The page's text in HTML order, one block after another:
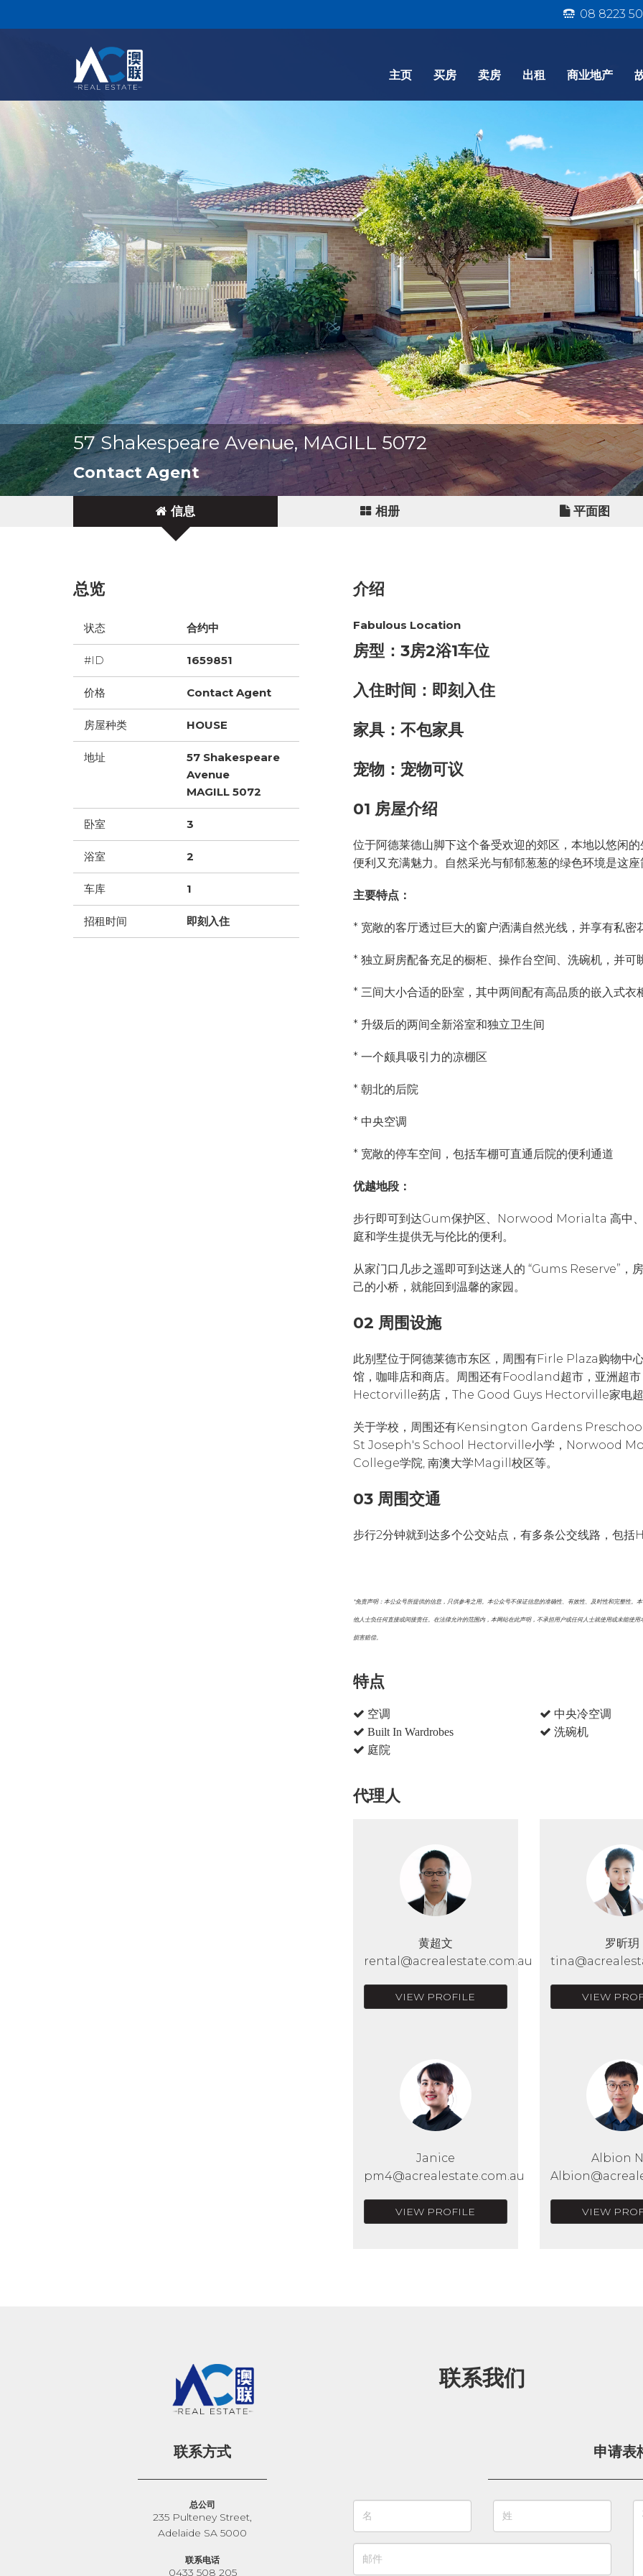
08 8223
主页 买房 卖房 出租 商业地产
57 Shakespeare Avenue, MAGILL 5072
Contact Agent
信息 相册 平面图
总览
状态 合约中
#ID 1659851
价格 Contact Agent
房屋种类 HOUSE
地址
57 Shakespeare
Avenue
MAGILL 5072
卧室 3
浴室 2
车库 1
招租时间 即刻入住
介绍
Fabulous Location
房型：3房2浴1车位
入住时间：即刻入住
家具：不包家具
宠物：宠物可议
01 房屋介绍
位于阿德莱德山脚下这个备受欢迎的郊区，本地以悠闲
便利又充满魅力。自然采光与郁郁葱葱的绿色环境是这
主要特点：
* 宽敞的客厅透过巨大的窗户洒满自然光线，并享有私密
* 独立厨房配备充足的橱柜、操作台空间、洗碗机，并可
* 三间大小合适的卧室，其中两间配有高品质的嵌入式
* 升级后的两间全新浴室和独立卫生间
* 一个颇具吸引力的凉棚区
* 朝北的后院
* 中央空调
* 宽敞的停车空间，包括车棚可直通后院的便利通道
优越地段：
步行即可到达Gum保护区、Norwood Morialta 高中
庭和学生提供无与伦比的便利。
从家门口几步之遥即可到达迷人的 “Gums Reserve”，
己的小桥，就能回到温馨的家园。
02 周围设施
此别墅位于阿德莱德市东区，周围有Firle Plaza购物中
馆，咖啡店和商店。周围还有Foodland超市，亚洲
Hectorville药店，The Good Guys Hectorville家电
关于学校，周围还有Kensington Gardens
St Joseph's School Hectorville小学，Norwood
College学院, 南澳大学Magill校区等。
03 周围交通
步行2分钟就到达多个公交站点，有多条公交线路，包
*免责声明：本公众号所提供的信息，只供参考之用。本公众号不保证信息的准确性、有效性、及时性和完整性
他人士负任何直接或间接责任。在法律允许的范围内，本网站在此声明，不承担用户或任何人士就使用或未能使
损害赔偿。
特点
空调
中央冷空调
Built In Wardrobes
洗碗机
庭院
代理人
黄超文
rental@acrealestate.com.au
VIEW PROFILE
罗昕玥
VIEW
Janice
pm4@acrealestate.com.au
VIEW PROFILE
Albion
VIEW
联系我们
联系方式
总公司
235 Pulteney Street,
Adelaide SA 5000
联系电话
0433 508 205
申请表